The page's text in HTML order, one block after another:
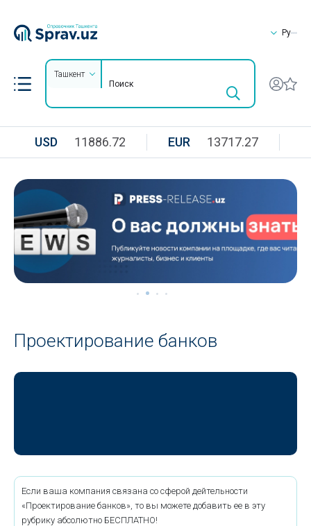
Ру
Ташкент
USD 11886.72 EUR 13717.27
Проектирование банков
Если ваша компания связана со сферой дейтельности
«Проектирование банков», то вы можете добавить ее в эту
рубрику абсолютно БЕСПЛАТНО!